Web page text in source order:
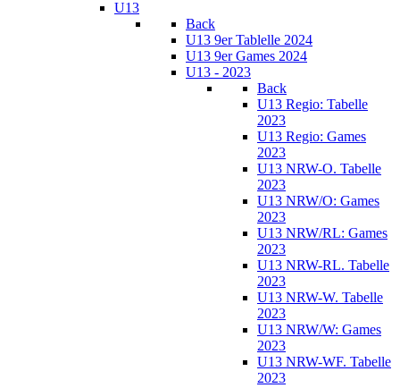
U13
Back
U13 9er Tablelle 2024
U13 9er Games 2024
U13 - 2023
Back
U13 Regio: Tabelle
2023
U13 Regio: Games
2023
U13 NRW-O. Tabelle
2023
U13 NRW/O: Games
2023
U13 NRW/RL: Games
2023
U13 NRW-RL. Tabelle
2023
U13 NRW-W. Tabelle
2023
U13 NRW/W: Games
2023
U13 NRW-WF. Tabelle
2023